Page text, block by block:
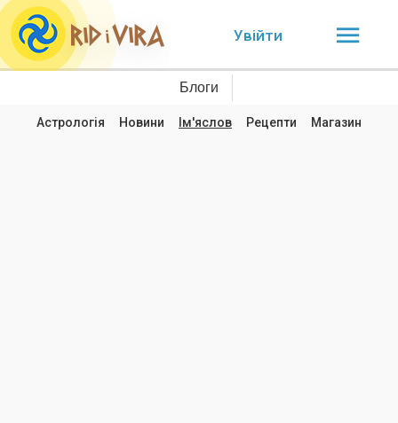
Увійти
Блоги
Астрологія Новини Ім'яслов Рецепти Магазин